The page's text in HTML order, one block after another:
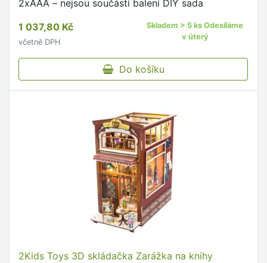
2xAAA – nejsou součástí balení DIY sada
1 037,80 Kč
včetně DPH
Skladem > 5 ks Odesíláme
v úterý
Do košíku
2Kids Toys 3D skládačka Zarážka na knihy